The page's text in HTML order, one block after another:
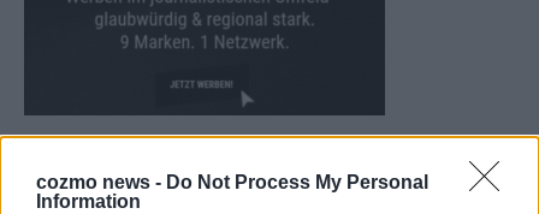
cozmo news - Do Not Process My Personal
Information